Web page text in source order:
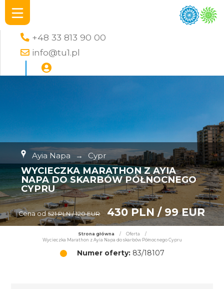
+48 33 813 90 00
info@tu1.pl
Ayia Napa → Cypr
WYCIECZKA MARATHON Z AYIA
NAPA DO SKARBÓW PÓŁNOCNEGO
CYPRU
Cena od 521 PLN / 120 EUR 430 PLN / 99 EUR
Strona główna / Oferta
/
Wycieczka Marathon z Ayia Napa do skarbów Północnego Cypru
Numer oferty:83/18107